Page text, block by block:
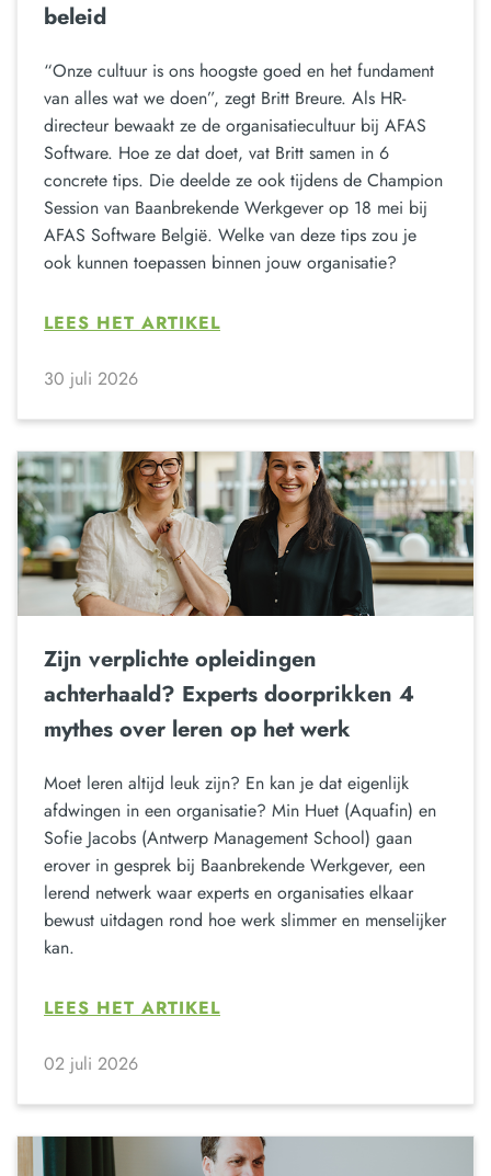
beleid
“Onze cultuur is ons hoogste goed en het fundament
van alles wat we doen”, zegt Britt Breure. Als HR-
directeur bewaakt ze de organisatiecultuur bij AFAS
Software. Hoe ze dat doet, vat Britt samen in 6
concrete tips. Die deelde ze ook tijdens de Champion
Session van Baanbrekende Werkgever op 18 mei bij
AFAS Software België. Welke van deze tips zou je
ook kunnen toepassen binnen jouw organisatie?
LEES HET ARTIKEL
30 juli 2026
Zijn verplichte opleidingen
achterhaald? Experts doorprikken 4
mythes over leren op het werk
Moet leren altijd leuk zijn? En kan je dat eigenlijk
afdwingen in een organisatie? Min Huet (Aquafin) en
Sofie Jacobs (Antwerp Management School) gaan
erover in gesprek bij Baanbrekende Werkgever, een
lerend netwerk waar experts en organisaties elkaar
bewust uitdagen rond hoe werk slimmer en menselijker
kan.
LEES HET ARTIKEL
02 juli 2026